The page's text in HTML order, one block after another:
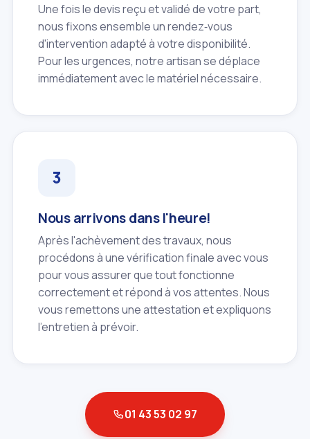
Une fois le devis reçu et validé de votre part,
nous fixons ensemble un rendez‑vous
d'intervention adapté à votre disponibilité.
Pour les urgences, notre artisan se déplace
immédiatement avec le matériel nécessaire.
Nous arrivons dans l'heure!
Après l'achèvement des travaux, nous
procédons à une vérification finale avec vous
pour vous assurer que tout fonctionne
correctement et répond à vos attentes. Nous
vous remettons une attestation et expliquons
l'entretien à prévoir.
01 43 53 02 97